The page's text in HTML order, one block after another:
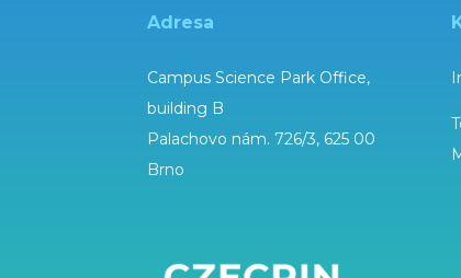
Adresa
Campus Science Park Office,
building B
Palachovo nám. 726/3, 625 00
Brno